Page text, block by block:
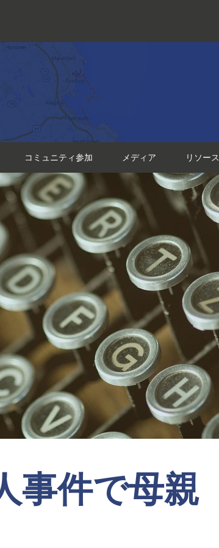
コミュニティ参加 メディア リソース
事件で母親